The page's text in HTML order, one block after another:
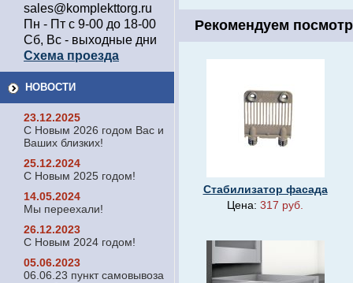
sales@komplekttorg.ru
Пн - Пт с 9-00 до 18-00
Сб, Вс - выходные дни
Схема проезда
НОВОСТИ
23.12.2025
С Новым 2026 годом Вас и
Ваших близких!
25.12.2024
С Новым 2025 годом!
14.05.2024
Мы переехали!
26.12.2023
С Новым 2024 годом!
05.06.2023
06.06.23 пункт самовывоза
Рекомендуем
Стабилизатор фасада
Цена: 317 руб.